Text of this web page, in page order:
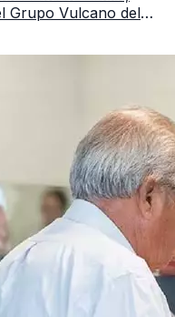
Grupo Vulcano del
del Ministerio